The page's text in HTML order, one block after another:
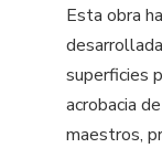
Esta obra
superficies
acrobacia
maestros,